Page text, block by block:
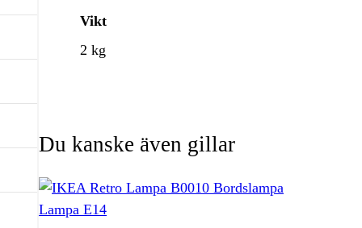
Vikt
2 kg
Du kanske även gillar